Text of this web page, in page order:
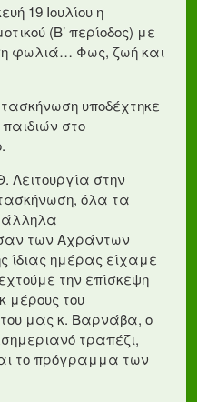
19 Ιουλίου η
(Β’ περίοδος) με
φωλιά… Φως, ζωή και
υποδέχτηκε
στο
Λειτουργία στην
όλα τα
των Αχράντων
ίδιας ημέρας είχαμε
την επίσκεψη
μέρους του
μας κ. Βαρνάβα, ο
τραπέζι,
το πρόγραμμα των